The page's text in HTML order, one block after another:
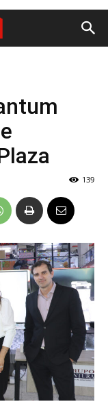
139